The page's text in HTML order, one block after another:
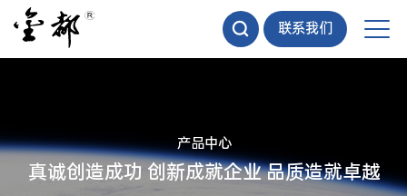
联系我们
产品中心
真诚创造成功 创新成就企业 品质造就卓越